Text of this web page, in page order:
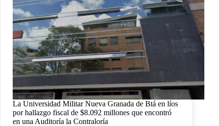
La Universidad Militar Nueva Granada de Btá en líos
por hallazgo fiscal de $8.092 millones que encontró
en una Auditoría la Contraloría